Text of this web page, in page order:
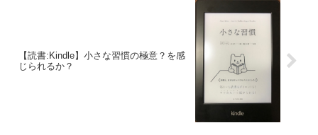
【読書:Kindle】小さな習慣の極意？を感
じられるか？